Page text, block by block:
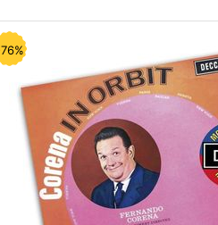
Отзывы
"Звездой" этого новогоднего
является не дирижер
вокалисты Рене Флеминг и
великолепный оркестр -
облагораживает эту музыку
знающей сравнений..." (Stereo,